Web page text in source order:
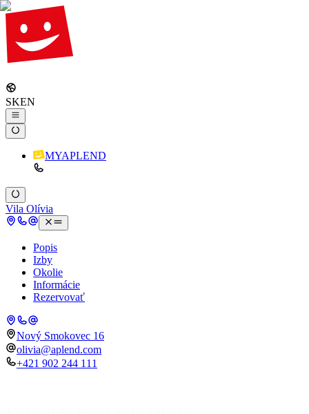
SKEN
MYAPLEND
Vila Olívia
Popis
Izby
Okolie
Informácie
Rezervovať
Nový Smokovec 16
olivia@aplend.com
+421 902 244 111